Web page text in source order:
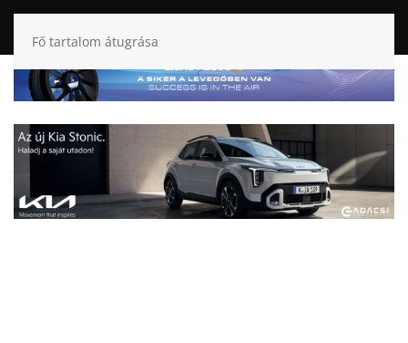
Fő tartalom átugrása